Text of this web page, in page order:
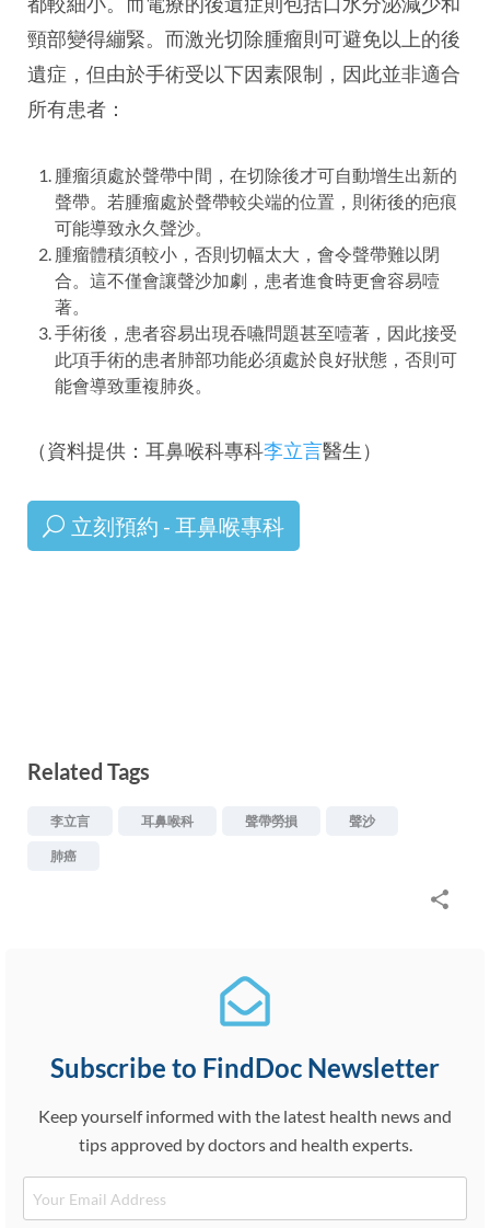
頸部變得繃緊。而激光切除腫瘤則可避免以上的後
遺症，但由於手術受以下因素限制，因此並非適合
所有患者：
腫瘤須處於聲帶中間，在切除後才可自動增生出新的
聲帶。若腫瘤處於聲帶較尖端的位置，則術後的疤痕
可能導致永久聲沙。
腫瘤體積須較小，否則切幅太大，會令聲帶難以閉
合。這不僅會讓聲沙加劇，患者進食時更會容易噎
著。
手術後，患者容易出現吞嚥問題甚至噎著，因此接受
此項手術的患者肺部功能必須處於良好狀態，否則可
能會導致重複肺炎。
（資料提供：耳鼻喉科專科李立言醫生）
立刻預約 - 耳鼻喉專科
Related Tags
李立言 耳鼻喉科 聲帶勞損 聲沙
肺癌
Subscribe to FindDoc Newsletter
Keep yourself informed with the latest health news and
tips approved by doctors and health experts.